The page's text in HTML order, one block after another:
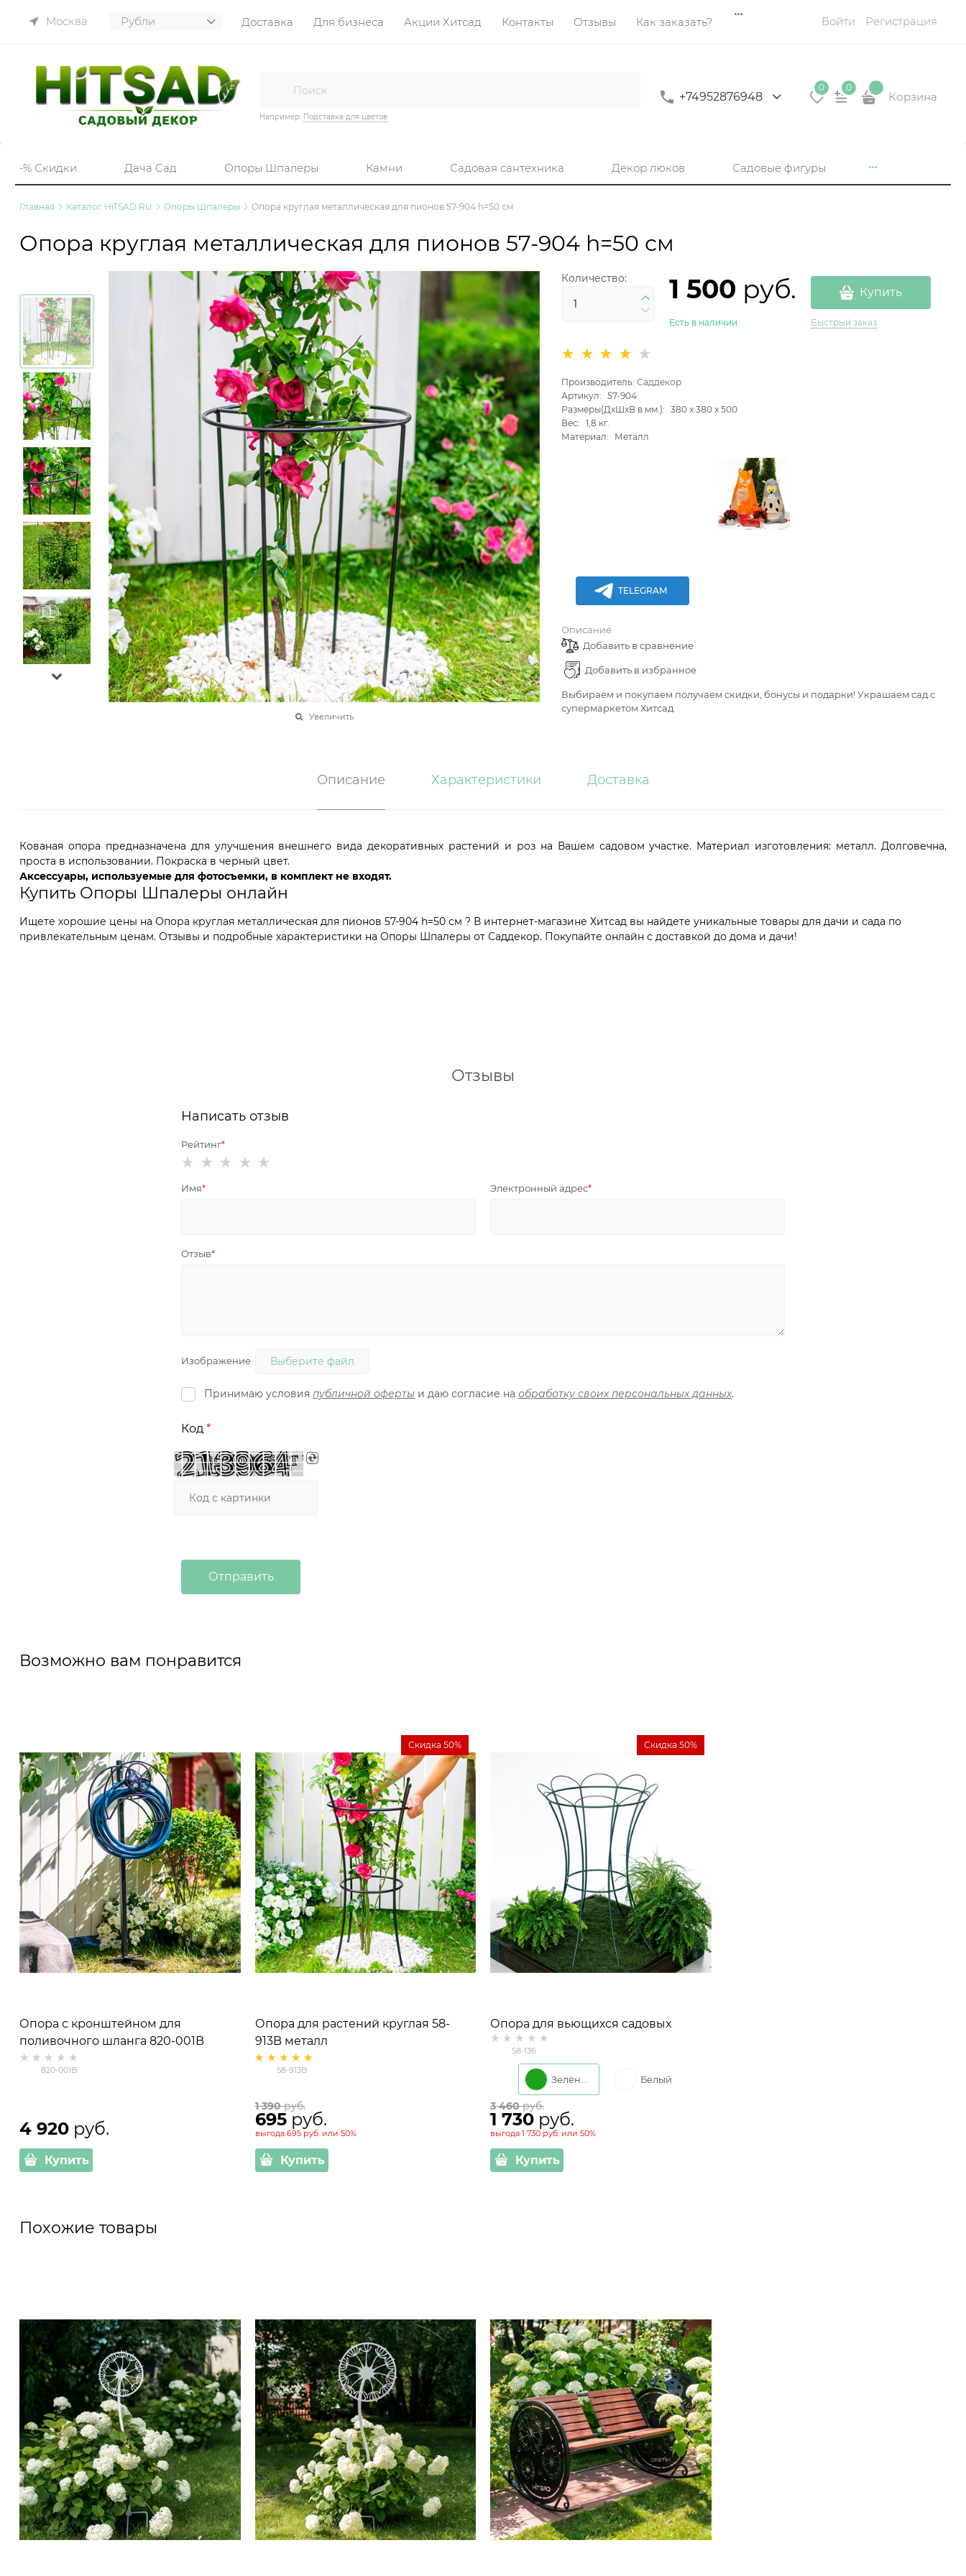
Москва Доставка Для бизнеса Акции Хитсад Контакты Отзывы Как заказать? Войти Регистрация
Например: Подставка для цветов
+74952876948
0 0
Корзина
-% Скидки Дача Сад Опоры Шпалеры Камни Садовая сантехника Декор люков Садовые фигуры
Главная Каталог HiTSAD.RU Опоры Шпалеры Опора круглая металлическая для пионов 57-904 h=50 см
Опора круглая металлическая для пионов 57-904 h=50 см
Увеличить
Количество: 1 500 руб.
Есть в наличии
Купить
Быстрый заказ
Производитель:Саддекор
Артикул:
57-904
Размеры(ДхШхВ в мм.):
380 x380 x500
Вес:
1,8 кг.
Материал:
Металл
TELEGRAM
Описание
Добавить в сравнение
Добавить в избранное
Выбираем и покупаем получаем скидки, бонусы и подарки! Украшаем сад с
супермаркетом Хитсад.
Описание Характеристики Доставка
Кованая опора предназначена для улучшения внешнего вида декоративных растений и роз на Вашем садовом участке. Материал изготовления: металл. Долговечна,
проста в использовании. Покраска в черный цвет.
Аксессуары, используемые для фотосъемки, в комплект не входят.
Купить Опоры Шпалеры онлайн
Ищете хорошие цены на Опора круглая металлическая для пионов 57-904 h=50 см ? В интернет-магазине Хитсад вы найдете уникальные товары для дачи и сада по
привлекательным ценам. Отзывы и подробные характеристики на Опоры Шпалеры от Саддекор. Покупайте онлайн с доставкой до дома и дачи!
Отзывы
Написать отзыв
Рейтинг
Имя Электронный адрес
Отзыв
Изображение Выберите файл
Принимаю условия публичной оферты и даю согласие на обработку своих персональных данных.
Код
Возможно вам понравится
Опора с кронштейном для
поливочного шланга 820-001B
820-001B
4 920 руб.
Купить
Опора для растений круглая 58-
913B металл
58-913B
Скидка 50%
1 390 руб.
695 руб.
выгода 695 руб.или 50%
Купить
Опора для вьющихся садовых
растений 58-136 металлическая
58-136
Белый
Скидка 50%
3 460 руб.
1 730 руб.
выгода 1 730 руб. или 50%
Купить
Похожие товары